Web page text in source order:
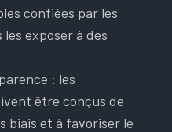
confiées par les
exposer à des
: les
être conçus de
biais et à favoriser le